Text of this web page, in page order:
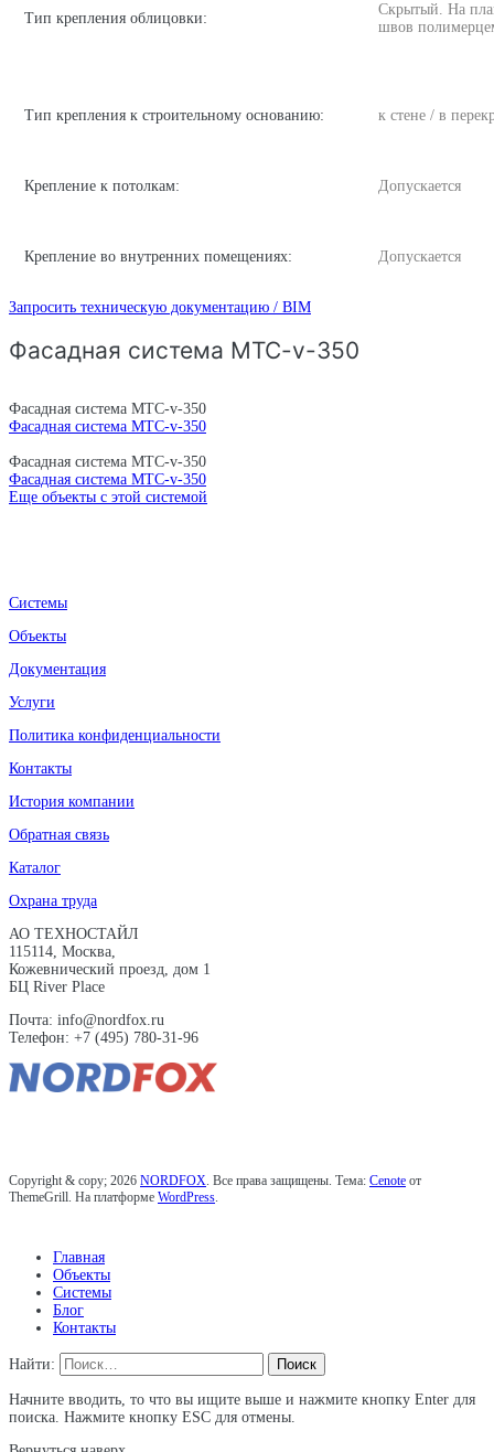
Тип крепления облицовки:
Скрытый. На
швов
Тип крепления к строительному основанию: к стене / в
Крепление к потолкам: Допускается
Крепление во внутренних помещениях: Допускается
Запросить техническую документацию / BIM
Фасадная система MTC-v-350
Фасадная система MTC-v-350
Фасадная система MTC-v-350
Фасадная система MTC-v-350
Фасадная система MTC-v-350
Еще объекты с этой системой
Системы
Объекты
Документация
Услуги
Политика конфиденциальности
Контакты
История компании
Обратная связь
Каталог
Охрана труда
АО ТЕХНОСТАЙЛ
115114, Москва,
Кожевнический проезд, дом 1
БЦ River Place
Почта: info@nordfox.ru
Телефон: +7 (495) 780-31-96
Copyright & copy; 2026 NORDFOX. Все права защищены. Тема: Cenote от
ThemeGrill. На платформе WordPress.
Главная
Объекты
Системы
Блог
Контакты
Найти:
Начните вводить, то что вы ищите выше и нажмите кнопку Enter для
поиска. Нажмите кнопку ESC для отмены.